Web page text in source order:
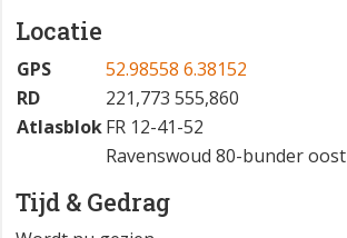
Locatie
GPS
52.98558 6.38152
RD
221,773 555,860
AtlasblokFR 12-41-52
Ravenswoud 80-bunder oost
Tijd & Gedrag